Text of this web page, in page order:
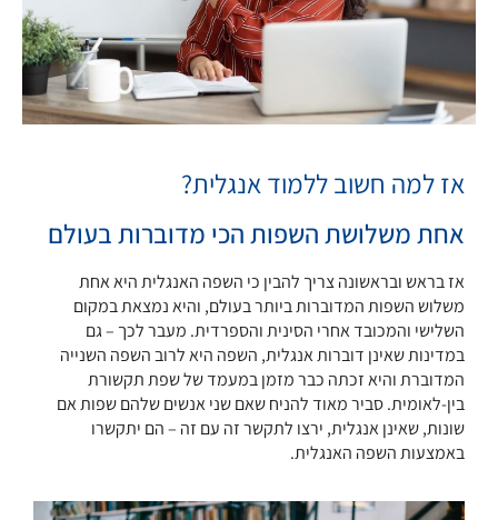
אז למה חשוב ללמוד אנגלית?
אחת משלושת השפות הכי מדוברות בעולם
אז בראש ובראשונה צריך להבין כי השפה האנגלית היא אחת
משלוש השפות המדוברות ביותר בעולם, והיא נמצאת במקום
השלישי והמכובד אחרי הסינית והספרדית. מעבר לכך – גם
במדינות שאינן דוברות אנגלית, השפה היא לרוב השפה השנייה
המדוברת והיא זכתה כבר מזמן במעמד של שפת תקשורת
בין-לאומית. סביר מאוד להניח שאם שני אנשים שלהם שפות אם
שונות, שאינן אנגלית, ירצו לתקשר זה עם זה – הם יתקשרו
באמצעות השפה האנגלית.